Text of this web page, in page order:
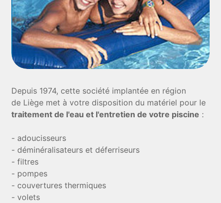
Depuis 1974, cette société implantée en région
de Liège met à votre disposition du matériel pour le
traitement de l'eau et l'entretien de votre piscine :
- adoucisseurs
- déminéralisateurs et déferriseurs
- filtres
- pompes
- couvertures thermiques
- volets